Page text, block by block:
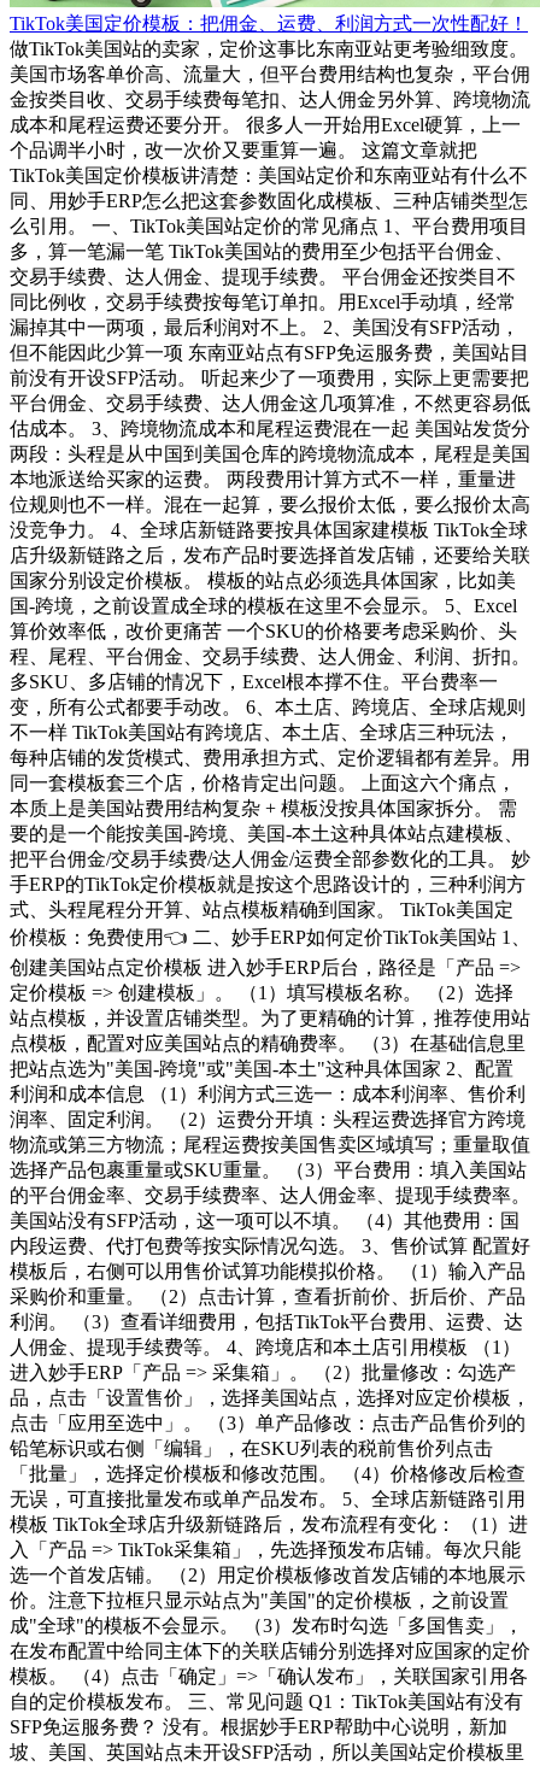
TikTok美国定价模板：把佣金、运费、利润方式一次性配好！
做TikTok美国站的卖家，定价这事比东南亚站更考验细致度。
美国市场客单价高、流量大，但平台费用结构也复杂，平台佣
金按类目收、交易手续费每笔扣、达人佣金另外算、跨境物流
成本和尾程运费还要分开。 很多人一开始用Excel硬算，上一
个品调半小时，改一次价又要重算一遍。 这篇文章就把
TikTok美国定价模板讲清楚：美国站定价和东南亚站有什么不
同、用妙手ERP怎么把这套参数固化成模板、三种店铺类型怎
么引用。 一、TikTok美国站定价的常见痛点 1、平台费用项目
多，算一笔漏一笔 TikTok美国站的费用至少包括平台佣金、
交易手续费、达人佣金、提现手续费。 平台佣金还按类目不
同比例收，交易手续费按每笔订单扣。用Excel手动填，经常
漏掉其中一两项，最后利润对不上。 2、美国没有SFP活动，
但不能因此少算一项 东南亚站点有SFP免运服务费，美国站目
前没有开设SFP活动。 听起来少了一项费用，实际上更需要把
平台佣金、交易手续费、达人佣金这几项算准，不然更容易低
估成本。 3、跨境物流成本和尾程运费混在一起 美国站发货分
两段：头程是从中国到美国仓库的跨境物流成本，尾程是美国
本地派送给买家的运费。 两段费用计算方式不一样，重量进
位规则也不一样。混在一起算，要么报价太低，要么报价太高
没竞争力。 4、全球店新链路要按具体国家建模板 TikTok全球
店升级新链路之后，发布产品时要选择首发店铺，还要给关联
国家分别设定价模板。 模板的站点必须选具体国家，比如美
国-跨境，之前设置成全球的模板在这里不会显示。 5、Excel
算价效率低，改价更痛苦 一个SKU的价格要考虑采购价、头
程、尾程、平台佣金、交易手续费、达人佣金、利润、折扣。
多SKU、多店铺的情况下，Excel根本撑不住。平台费率一
变，所有公式都要手动改。 6、本土店、跨境店、全球店规则
不一样 TikTok美国站有跨境店、本土店、全球店三种玩法，
每种店铺的发货模式、费用承担方式、定价逻辑都有差异。用
同一套模板套三个店，价格肯定出问题。 上面这六个痛点，
本质上是美国站费用结构复杂 + 模板没按具体国家拆分。 需
要的是一个能按美国-跨境、美国-本土这种具体站点建模板、
把平台佣金/交易手续费/达人佣金/运费全部参数化的工具。 妙
手ERP的TikTok定价模板就是按这个思路设计的，三种利润方
式、头程尾程分开算、站点模板精确到国家。 TikTok美国定
价模板：免费使用👈 二、妙手ERP如何定价TikTok美国站 1、
创建美国站点定价模板 进入妙手ERP后台，路径是「产品 =>
定价模板 => 创建模板」。 （1）填写模板名称。 （2）选择
站点模板，并设置店铺类型。为了更精确的计算，推荐使用站
点模板，配置对应美国站点的精确费率。 （3）在基础信息里
把站点选为"美国-跨境"或"美国-本土"这种具体国家 2、配置
利润和成本信息 （1）利润方式三选一：成本利润率、售价利
润率、固定利润。 （2）运费分开填：头程运费选择官方跨境
物流或第三方物流；尾程运费按美国售卖区域填写；重量取值
选择产品包裹重量或SKU重量。 （3）平台费用：填入美国站
的平台佣金率、交易手续费率、达人佣金率、提现手续费率。
美国站没有SFP活动，这一项可以不填。 （4）其他费用：国
内段运费、代打包费等按实际情况勾选。 3、售价试算 配置好
模板后，右侧可以用售价试算功能模拟价格。 （1）输入产品
采购价和重量。 （2）点击计算，查看折前价、折后价、产品
利润。 （3）查看详细费用，包括TikTok平台费用、运费、达
人佣金、提现手续费等。 4、跨境店和本土店引用模板 （1）
进入妙手ERP「产品 => 采集箱」。 （2）批量修改：勾选产
品，点击「设置售价」，选择美国站点，选择对应定价模板，
点击「应用至选中」。 （3）单产品修改：点击产品售价列的
铅笔标识或右侧「编辑」，在SKU列表的税前售价列点击
「批量」，选择定价模板和修改范围。 （4）价格修改后检查
无误，可直接批量发布或单产品发布。 5、全球店新链路引用
模板 TikTok全球店升级新链路后，发布流程有变化： （1）进
入「产品 => TikTok采集箱」，先选择预发布店铺。每次只能
选一个首发店铺。 （2）用定价模板修改首发店铺的本地展示
价。注意下拉框只显示站点为"美国"的定价模板，之前设置
成"全球"的模板不会显示。 （3）发布时勾选「多国售卖」，
在发布配置中给同主体下的关联店铺分别选择对应国家的定价
模板。 （4）点击「确定」=>「确认发布」，关联国家引用各
自的定价模板发布。 三、常见问题 Q1：TikTok美国站有没有
SFP免运服务费？ 没有。根据妙手ERP帮助中心说明，新加
坡、美国、英国站点未开设SFP活动，所以美国站定价模板里